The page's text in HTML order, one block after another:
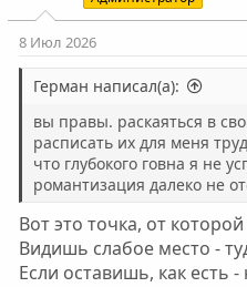
8 Июл 2026
Герман написал(а):
вы правы. раскаяться в
расписать их для меня
что глубокого говна я не
романтизация далеко не
Вот это точка, от
Видишь слабое место -
Если оставишь, как есть -